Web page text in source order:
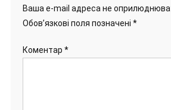
Ваша e-mail адреса не
Обов’язкові поля позначені *
Коментар *